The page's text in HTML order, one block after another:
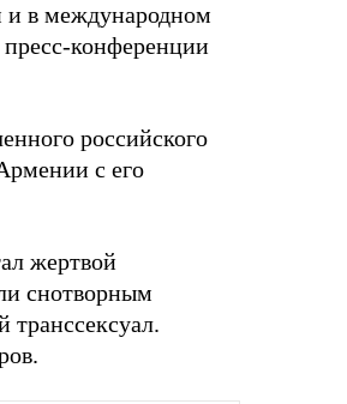
и в международном
конференции
российского
с его
жертвой
снотворным